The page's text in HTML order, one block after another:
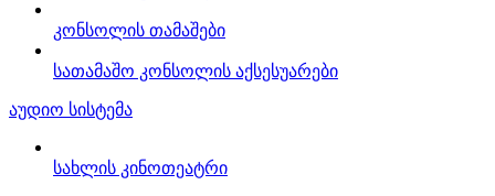
კონსოლის თამაშები
სათამაშო კონსოლის აქსესუარები
აუდიო სისტემა
სახლის კინოთეატრი